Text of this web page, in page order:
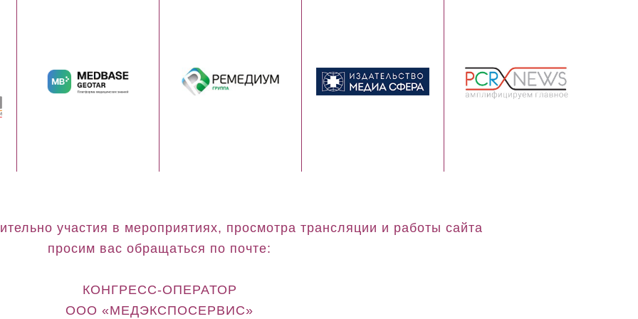
участия в мероприятиях, просмотра трансляции и работы сайта
просим вас обращаться по почте:
КОНГРЕСС-ОПЕРАТОР
ООО «МЕДЭКСПОСЕРВИС»